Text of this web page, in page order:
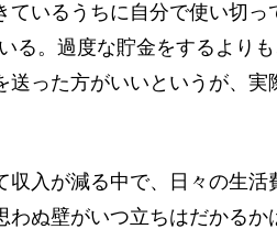
ているうちに自分で使い切っ
る。過度な貯金をするより
送った方がいいというが、
入が減る中で、日々の生活
わぬ壁がいつ立ちはだかる